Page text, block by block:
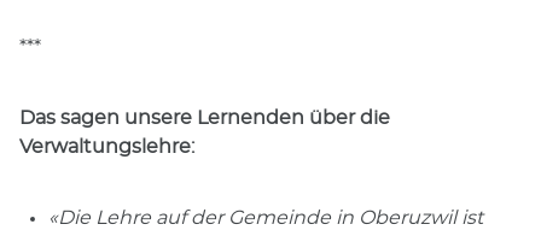
***
Das sagen unsere Lernenden über die
Verwaltungslehre:
«Die Lehre auf der Gemeinde in Oberuzwil ist